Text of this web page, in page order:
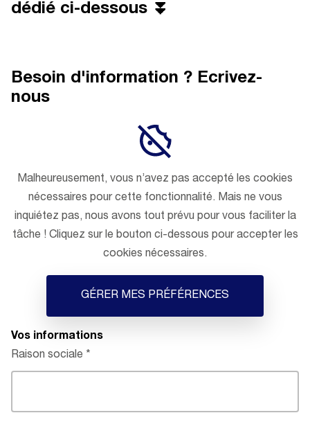
dédié ci-dessous ⏬
Besoin d'information ? Ecrivez-
nous
Malheureusement, vous n’avez pas accepté les cookies
nécessaires pour cette fonctionnalité. Mais ne vous
inquiétez pas, nous avons tout prévu pour vous faciliter la
tâche ! Cliquez sur le bouton ci-dessous pour accepter les
cookies nécessaires.
GÉRER MES PRÉFÉRENCES
Vos informations
Raison sociale